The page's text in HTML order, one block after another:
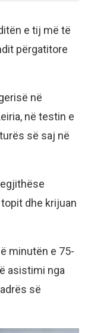
e tij më të
përgatitore
në
në testin e
së saj në
dhe krijuan
minutën e 75-
asistimi nga
së